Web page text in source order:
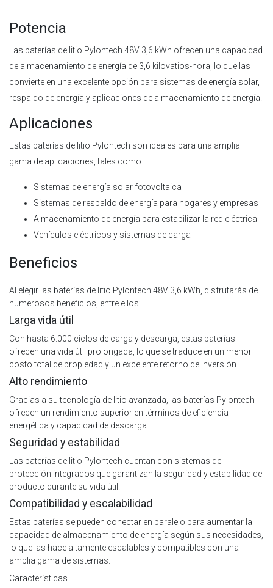
Potencia
Las baterías de litio Pylontech 48V 3,6 kWh ofrecen una capacidad
de almacenamiento de energía de 3,6 kilovatios-hora, lo que las
convierte en una excelente opción para sistemas de energía solar,
respaldo de energía y aplicaciones de almacenamiento de energía.
Aplicaciones
Estas baterías de litio Pylontech son ideales para una amplia
gama de aplicaciones, tales como:
Sistemas de energía solar fotovoltaica
Sistemas de respaldo de energía para hogares y empresas
Almacenamiento de energía para estabilizar la red eléctrica
Vehículos eléctricos y sistemas de carga
Beneficios
Al elegir las baterías de litio Pylontech 48V 3,6 kWh, disfrutarás de
numerosos beneficios, entre ellos:
Larga vida útil
Con hasta 6.000 ciclos de carga y descarga, estas baterías
ofrecen una vida útil prolongada, lo que se traduce en un menor
costo total de propiedad y un excelente retorno de inversión.
Alto rendimiento
Gracias a su tecnología de litio avanzada, las baterías Pylontech
ofrecen un rendimiento superior en términos de eficiencia
energética y capacidad de descarga.
Seguridad y estabilidad
Las baterías de litio Pylontech cuentan con sistemas de
protección integrados que garantizan la seguridad y estabilidad del
producto durante su vida útil.
Compatibilidad y escalabilidad
Estas baterías se pueden conectar en paralelo para aumentar la
capacidad de almacenamiento de energía según sus necesidades,
lo que las hace altamente escalables y compatibles con una
amplia gama de sistemas.
Características